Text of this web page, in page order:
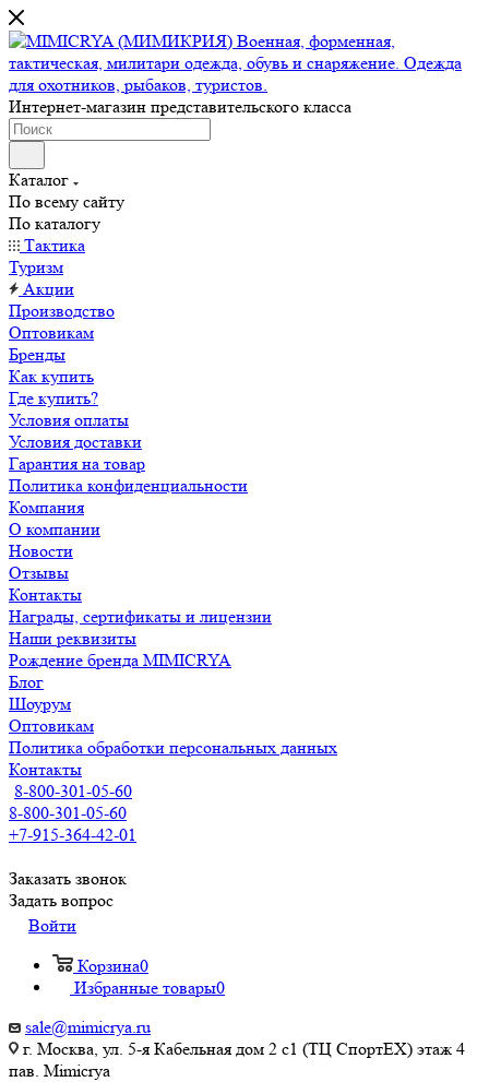
Интернет-магазин представительского класса
Каталог
По всему сайту
По каталогу
Тактика
Туризм
Акции
Производство
Оптовикам
Бренды
Как купить
Где купить?
Условия оплаты
Условия доставки
Гарантия на товар
Политика конфиденциальности
Компания
О компании
Новости
Отзывы
Контакты
Награды, сертификаты и лицензии
Наши реквизиты
Рождение бренда MIMICRYA
Блог
Шоурум
Оптовикам
Политика обработки персональных данных
Контакты
8-800-301-05-60
8-800-301-05-60
+7-915-364-42-01
Заказать звонок
Задать вопрос
Войти
Корзина0
Избранные товары0
sale@mimicrya.ru
г. Москва, ул. 5-я Кабельная дом 2 с1 (ТЦ СпортEX) этаж 4
пав. Mimicrya